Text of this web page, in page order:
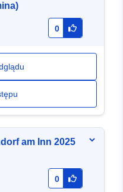
0
am Inn 2025
0